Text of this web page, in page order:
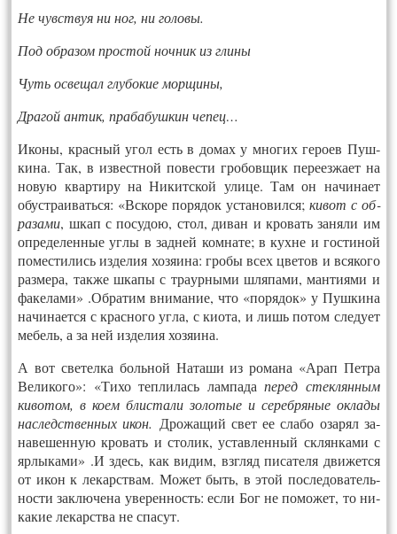
Не чувс­твуя ни ног, ни го­ловы.
Под об­ра­зом прос­той ноч­ник из гли­ны
Чуть ос­ве­щал глу­бокие мор­щи­ны,
Дра­гой ан­тик, пра­бабуш­кин че­пец…
Ико­ны, крас­ный угол есть в до­мах у мно­гих ге­ро­ев Пуш­
ки­на. Так, в из­вест­ной по­вес­ти гро­бов­щик пе­ре­ез­жа­ет на
но­вую квар­ти­ру на Ни­китс­кой ули­це. Там он на­чина­ет
обуст­ра­ивать­ся: «Вско­ре по­рядок ус­та­новил­ся;ки­вот с об­
ра­зами, шкап с по­судою, стол, ди­ван и кро­вать за­няли им
оп­ре­делен­ные уг­лы в зад­ней ком­на­те; в кух­не и гос­ти­ной
по­мес­ти­лись из­де­лия хо­зя­ина: гро­бы всех цве­тов и вся­кого
раз­ме­ра, так­же шка­пы с тра­ур­ны­ми шля­пами, ман­ти­ями и
фа­кела­ми» .Об­ра­тим вни­мание, что «по­рядок» у Пуш­ки­на
на­чина­ет­ся с крас­но­го уг­ла, с ки­ота, и лишь по­том сле­ду­ет
ме­бель, а за ней из­де­лия хо­зя­ина.
А вот све­тел­ка боль­ной На­таши из ро­мана «Арап Пет­ра
Ве­лико­го»: «Ти­хо теп­ли­лась лам­па­дапе­ред стек­лянным
ки­вотом, в ко­ем блис­та­ли зо­лотые и се­реб­ря­ные ок­ла­ды
нас­ледс­твен­ных икон. Дро­жащий свет ее сла­бо оза­рял за­
наве­шен­ную кро­вать и сто­лик, ус­тавлен­ный склян­ка­ми с
яр­лы­ками» .И здесь, как ви­дим, взгляд пи­сате­ля дви­жет­ся
от икон к ле­карс­твам. Мо­жет быть, в этой пос­ле­дова­тель­
нос­ти зак­лю­чена уве­рен­ность: ес­ли Бог не по­может, то ни­
какие ле­карс­тва не спа­сут.